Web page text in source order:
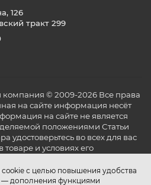
cookie с целью повышения удобства
— дополнения функциями
126
тракт 299
компания © 2009-2026 Все права
на сайте информация несёт
на сайте не является
положениями Статьи
удостоверьтесь во всех для вас
товаре и условиях его